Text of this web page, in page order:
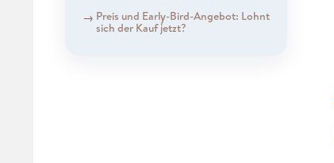
Preis und Early-Bird-Angebot: Lohnt
sich der Kauf jetzt?